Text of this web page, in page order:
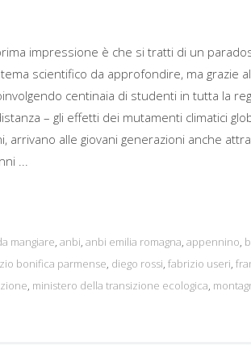
impressione è che si tratti di un
scientifico da approfondire, ma grazie
centinaia di studenti in tutta la
– gli effetti dei mutamenti climatici
arrivano alle giovani generazioni anche
...
mangiare, anbi, anbi emilia romagna, appennino,
bonifica parmense, diego rossi, fabrizio useri,
, ministero della transizione ecologica,